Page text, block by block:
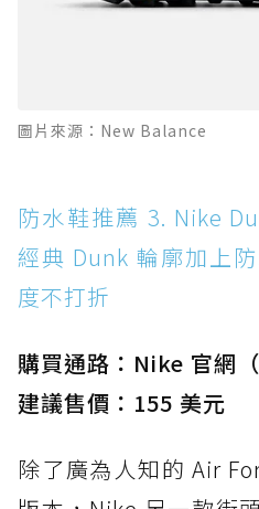
圖片來源：New Balance
防水鞋推薦 3. Nike
經典 Dunk 輪廓加上防
度不打折
購買通路：Nike 官網（
建議售價：155 美元
除了廣為人知的 Air